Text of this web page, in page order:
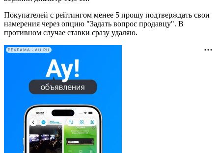
Покупателей с рейтингом менее 5 прошу подтверждать свои
намерения через опцию "Задать вопрос продавцу". В
противном случае ставки сразу удаляю.
РЕКЛАМА • AU.RU